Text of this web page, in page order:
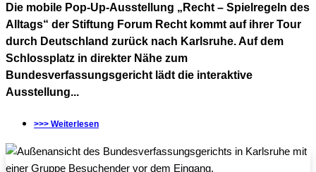
Die mobile Pop-Up-Ausstellung „Recht – Spielregeln des
Alltags“ der Stiftung Forum Recht kommt auf ihrer Tour
durch Deutschland zurück nach Karlsruhe. Auf dem
Schlossplatz in direkter Nähe zum
Bundesverfassungsgericht lädt die interaktive
Ausstellung...
>>> Weiterlesen